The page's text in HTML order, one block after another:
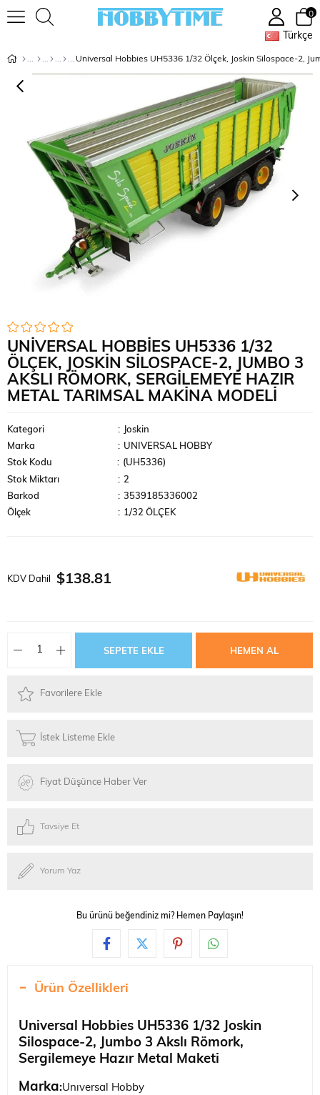
Türkçe
0
UNIVERSAL HOBBIES UH5336 1/32
ÖLÇEK, JOSKIN SILOSPACE-2, JUMBO 3
AKSLI RÖMORK, SERGILEMEYE HAZIR
METAL TARIMSAL MAKINA MODELI
Kategori :
Joskin
Marka
: UNIVERSAL HOBBY
Stok Kodu
(UH5336)
Stok Miktarı
: 2
Barkod
: 3539185336002
Ölçek
: 1/32 ÖLÇEK
KDV Dahil $138.81
Favorilere Ekle
İstek Listeme Ekle
Fiyat Düşünce Haber Ver
Tavsiye Et
Yorum Yaz
Bu ürünü beğendiniz mi? Hemen Paylaşın!
Ürün Özellikleri
Universal Hobbies UH5336 1/32 Joskin
Silospace-2, Jumbo 3 Akslı Römork,
Sergilemeye Hazır Metal Maketi
Marka:Unıversal Hobby